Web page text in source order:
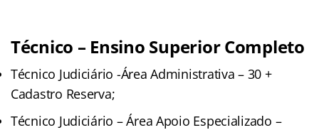
Técnico – Ensino Superior Completo
Técnico Judiciário -Área Administrativa – 30 +
Cadastro Reserva;
Técnico Judiciário – Área Apoio Especializado –